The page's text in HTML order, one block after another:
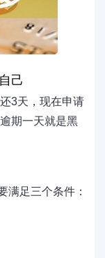
己
3天，现在申请
期一天就是黑
满足三个条件：